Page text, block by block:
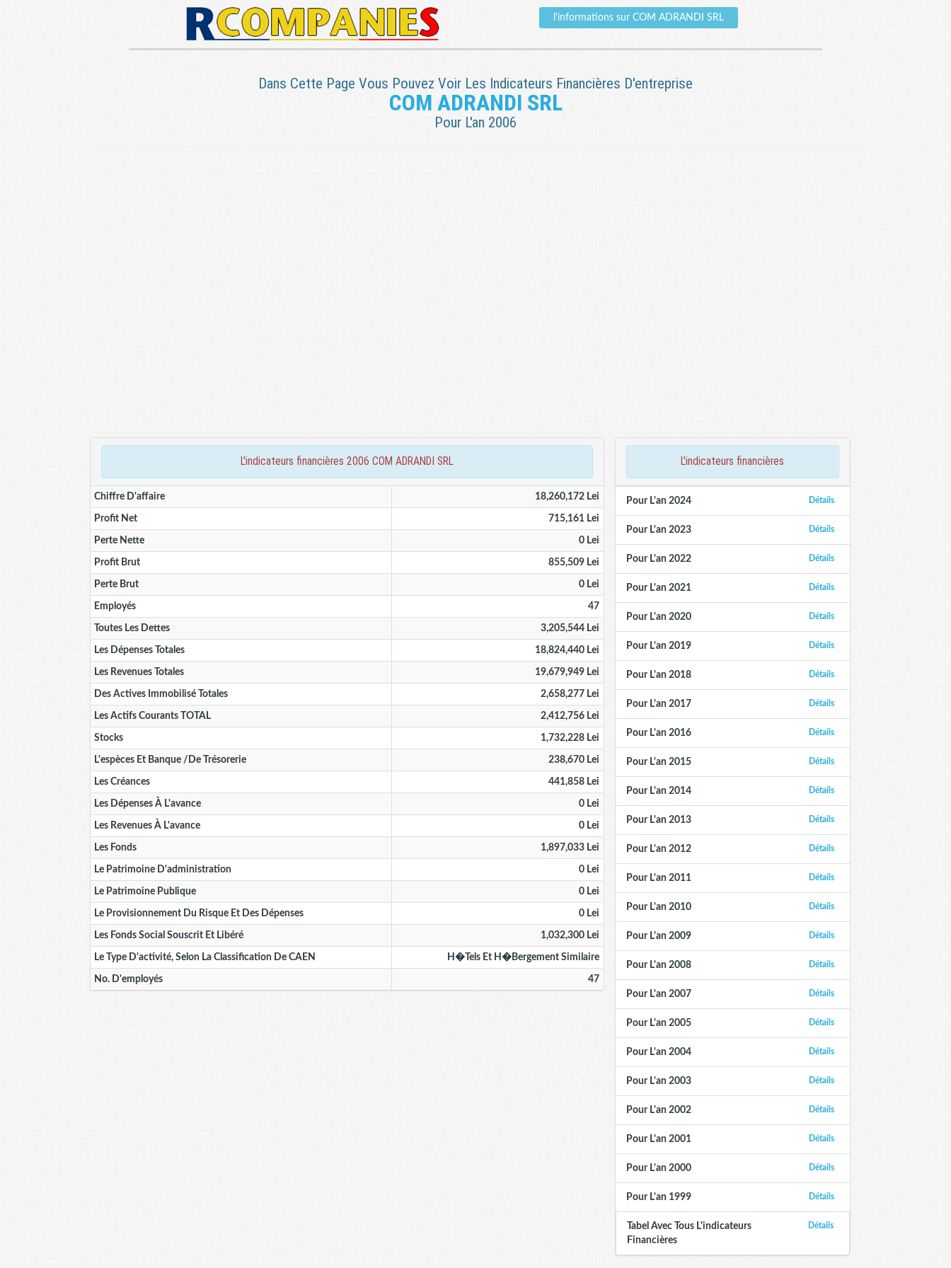
l'informations sur COM ADRANDI SRL
Dans Cette Page Vous Pouvez Voir Les Indicateurs Financières D'entreprise
COM ADRANDI SRL
Pour L'an 2006
l'indicateurs financières 2006 COM ADRANDI SRL
Chiffre D'affaire 18,260,172 Lei
Profit Net 715,161 Lei
Perte Nette 0 Lei
Profit Brut 855,509 Lei
Perte Brut 0 Lei
Employés 47
Toutes Les Dettes 3,205,544 Lei
Les Dépenses Totales 18,824,440 Lei
Les Revenues Totales 19,679,949 Lei
Des Actives Immobilisé Totales 2,658,277 Lei
Les Actifs Courants TOTAL 2,412,756 Lei
Stocks 1,732,228 Lei
L'espèces Et Banque /de Trésorerie 238,670 Lei
Les Créances 441,858 Lei
Les Dépenses À L'avance 0 Lei
Les Revenues À L'avance 0 Lei
Les Fonds 1,897,033 Lei
Le Patrimoine D'administration 0 Lei
Le Patrimoine Publique 0 Lei
Le Provisionnement Du Risque Et Des Dépenses 0 Lei
Les Fonds Social Souscrit Et Libéré 1,032,300 Lei
Le Type D'activité, Selon La Classification De CAEN H�tels Et H�bergement Similaire
No. D'employés 47
l'indicateurs financières
Détails
Pour L'an 2024
Détails
Pour L'an 2023
Détails
Pour L'an 2022
Détails
Pour L'an 2021
Détails
Pour L'an 2020
Détails
Pour L'an 2019
Détails
Pour L'an 2018
Détails
Pour L'an 2017
Détails
Pour L'an 2016
Détails
Pour L'an 2015
Détails
Pour L'an 2014
Détails
Pour L'an 2013
Détails
Pour L'an 2012
Détails
Pour L'an 2011
Détails
Pour L'an 2010
Détails
Pour L'an 2009
Détails
Pour L'an 2008
Détails
Pour L'an 2007
Détails
Pour L'an 2005
Détails
Pour L'an 2004
Détails
Pour L'an 2003
Détails
Pour L'an 2002
Détails
Pour L'an 2001
Détails
Pour L'an 2000
Détails
Pour L'an 1999
Détails
Tabel Avec Tous L'indicateurs
Financières